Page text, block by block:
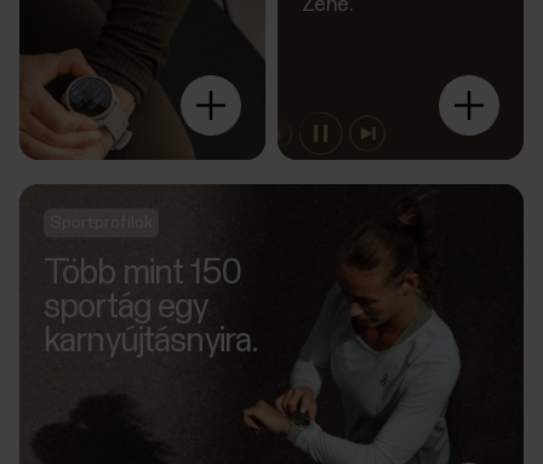
Fedezz
fel még
többet
Zene.
Több mint 150
sportág egy
karnyújtásnyira.